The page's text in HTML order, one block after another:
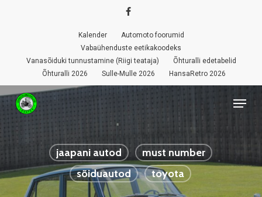
content
Kalender
Automoto foorumid
Vabaühenduste eetikakoodeks
Vanasõiduki tunnustamine (Riigi teataja)
Õhturalli edetabelid
Õhturalli 2026
Sulle-Mulle 2026 HansaRetro 2026
Menu
jaapani autod
must number
sõiduautod
toyota
Menu